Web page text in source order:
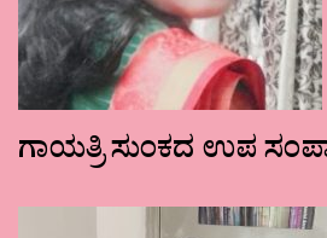
ಗಾಯತ್ರಿ ಸುಂಕದ ಉಪ